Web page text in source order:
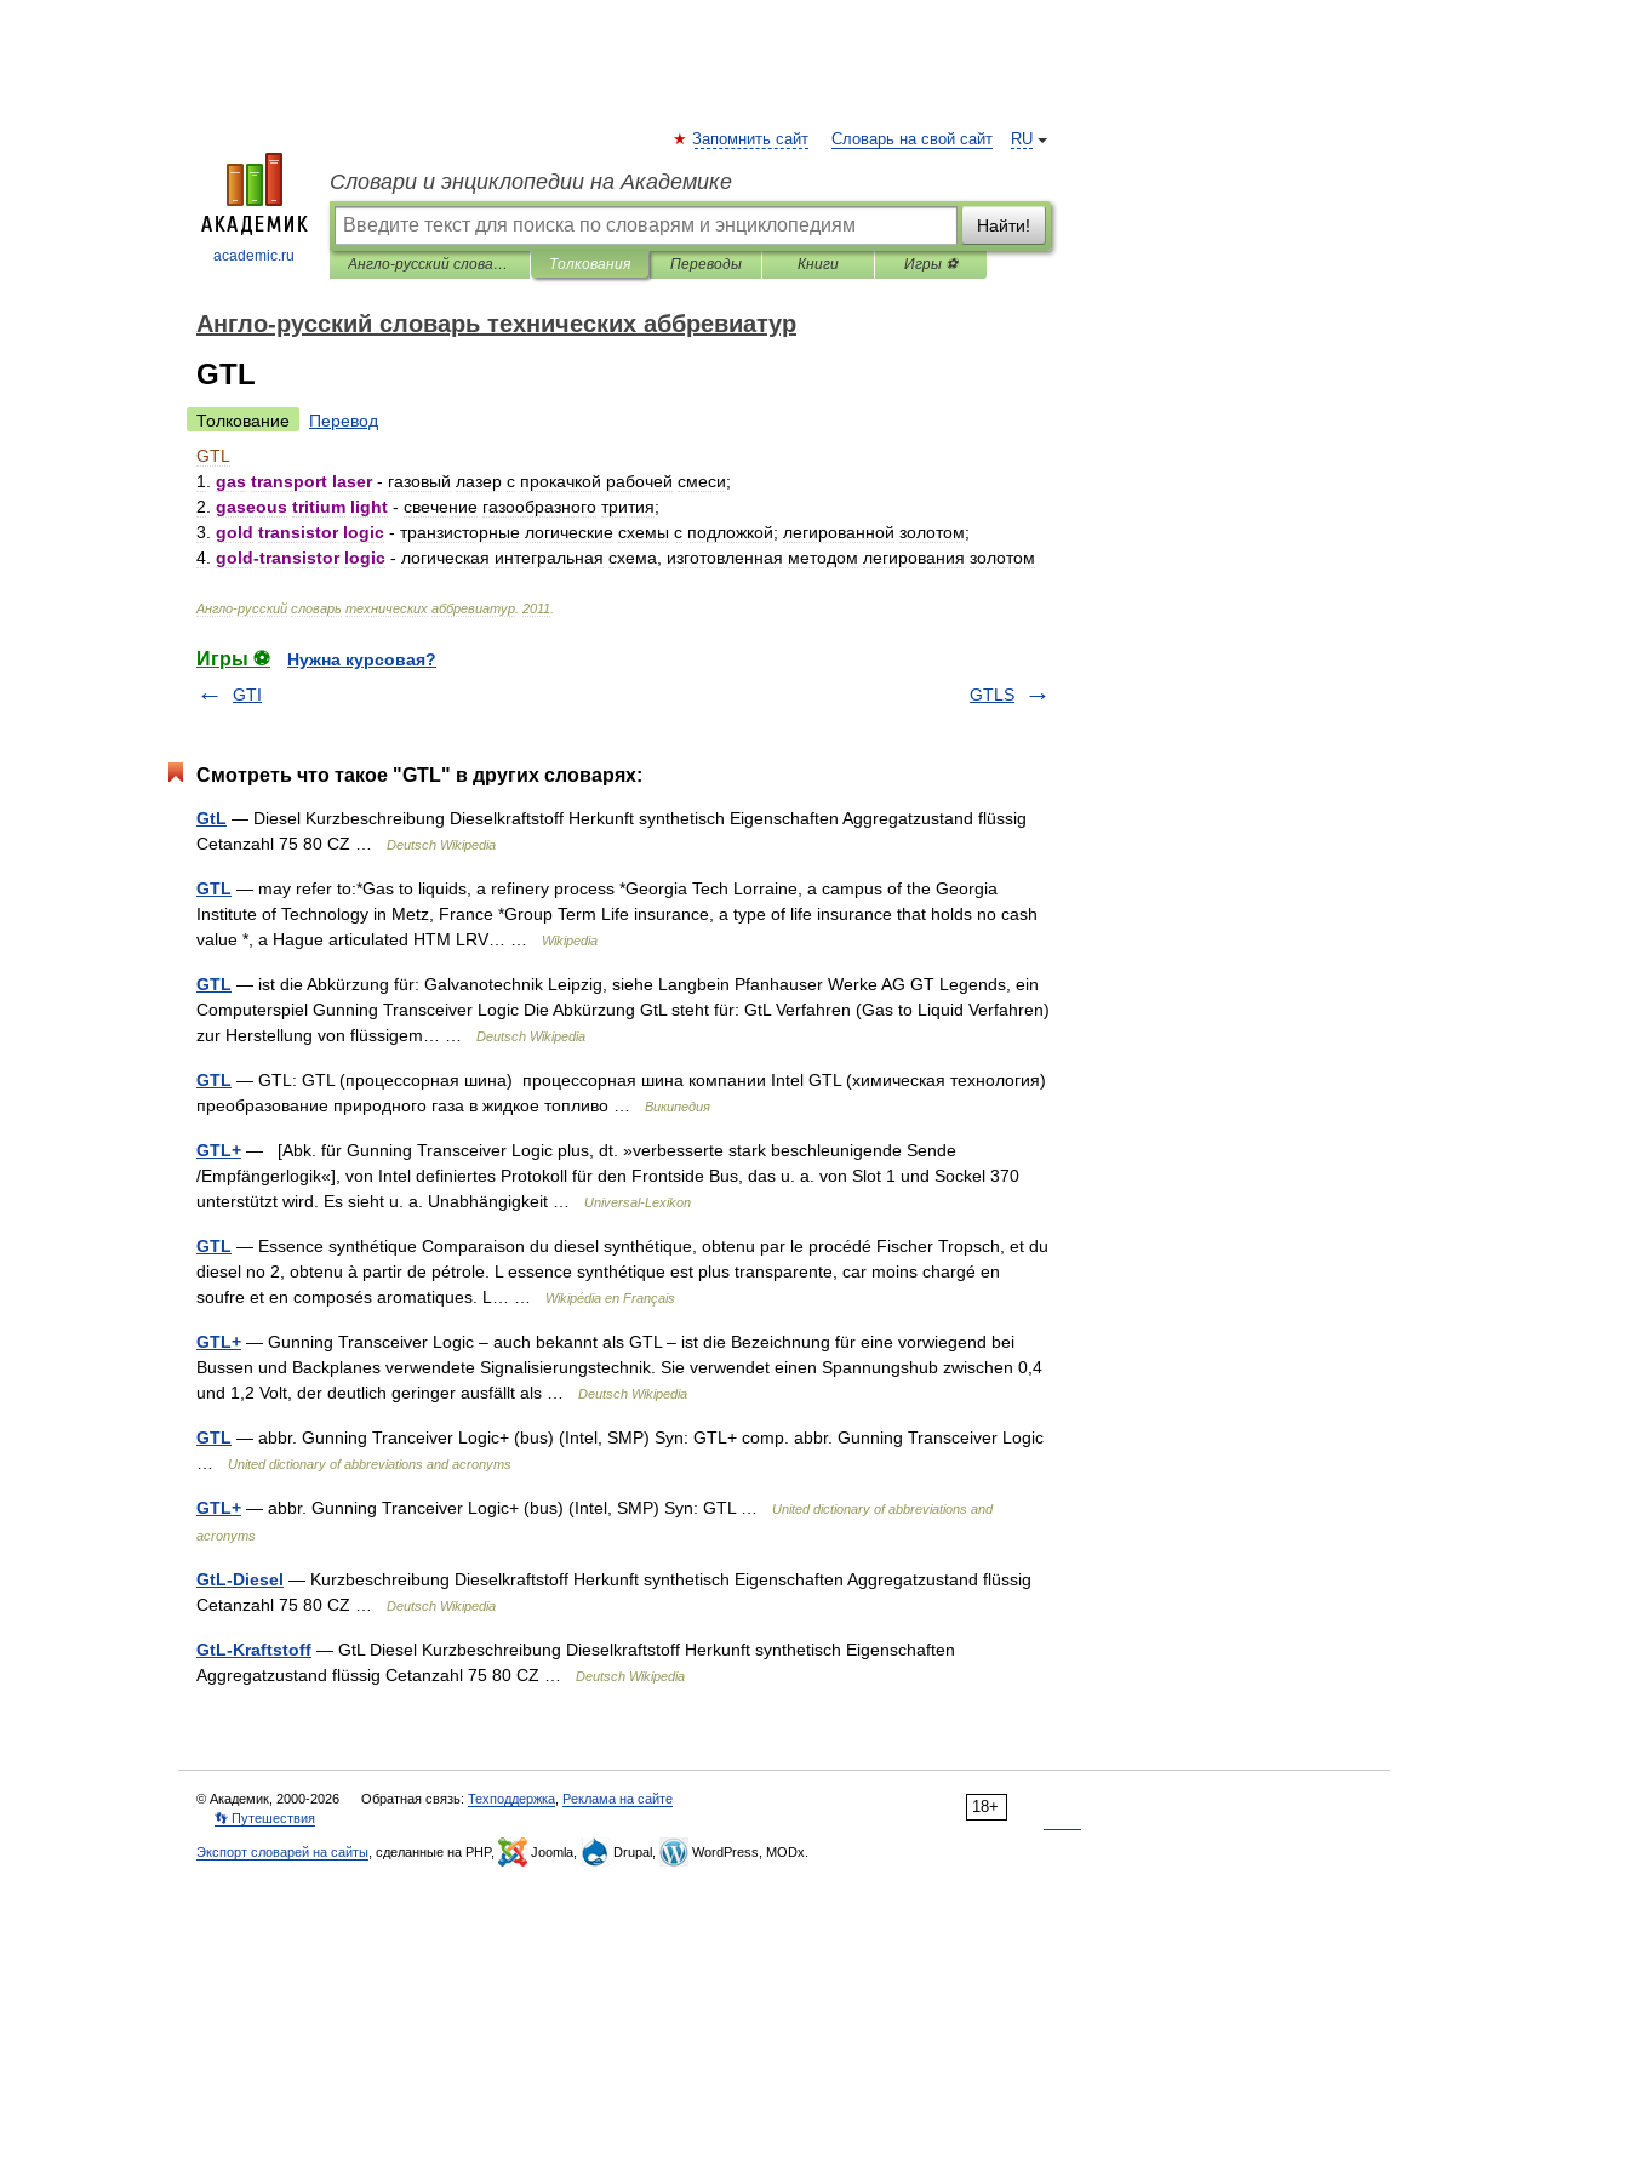
academic.ru
RU
Запомнить сайт Словарь на свой сайт
Словари и энциклопедии на Академике
Найти!
Англо-русский словарь технических аббревиатур Толкования Переводы Книги Игры ⚽
Англо-русский словарь технических аббревиатур
GTL
Толкование
Перевод
GTL
1
gas transport laser- газовый лазер с прокачкой рабочей смеси;
2 gaseous tritium light - свечение газообразного трития;
3 gold transistor logic - транзисторные логические схемы с подложкой; легированной золотом;
4 gold-transistor logic - логическая интегральная схема изготовленная методом легирования золотом
Англо-русский словарь технических аббревиатур 2011
Игры ⚽
Нужна курсовая?
GTI
GTLS
Смотреть что такое "GTL" в других словарях:
GtL — Diesel Kurzbeschreibung Dieselkraftstoff Herkunft synthetisch Eigenschaften Aggregatzustand flüssig
Cetanzahl 75 80 CZ …
Deutsch Wikipedia
GTL — may refer to:*Gas to liquids, a refinery process *Georgia Tech Lorraine, a campus of the Georgia
Institute of Technology in Metz, France *Group Term Life insurance, a type of life insurance that holds no cash
value *, a Hague articulated HTM LRV… …
Wikipedia
GTL — ist die Abkürzung für: Galvanotechnik Leipzig, siehe Langbein Pfanhauser Werke AG GT Legends, ein
Computerspiel Gunning Transceiver Logic Die Abkürzung GtL steht für: GtL Verfahren (Gas to Liquid Verfahren)
zur Herstellung von flüssigem… …
Deutsch Wikipedia
GTL — GTL: GTL (процессорная шина) процессорная шина компании Intel GTL (химическая технология)
преобразование природного газа в жидкое топливо …
Википедия
GTL+ — [Abk. für Gunning Transceiver Logic plus, dt. »verbesserte stark beschleunigende Sende
/Empfängerlogik«], von Intel definiertes Protokoll für den Frontside Bus, das u. a. von Slot 1 und Sockel 370
unterstützt wird. Es sieht u. a. Unabhängigkeit …
Universal-Lexikon
GTL — Essence synthétique Comparaison du diesel synthétique, obtenu par le procédé Fischer Tropsch, et du
diesel no 2, obtenu à partir de pétrole. L essence synthétique est plus transparente, car moins chargé en
soufre et en composés aromatiques. L… …
Wikipédia en Français
GTL+ — Gunning Transceiver Logic – auch bekannt als GTL – ist die Bezeichnung für eine vorwiegend bei
Bussen und Backplanes verwendete Signalisierungstechnik. Sie verwendet einen Spannungshub zwischen 0,4
und 1,2 Volt, der deutlich geringer ausfällt als …
Deutsch Wikipedia
GTL — abbr. Gunning Tranceiver Logic+ (bus) (Intel, SMP) Syn: GTL+ comp. abbr. Gunning Transceiver Logic
United dictionary of abbreviations and acronyms
GTL+ — abbr. Gunning Tranceiver Logic+ (bus) (Intel, SMP) Syn: GTL …
United dictionary of abbreviations and
acronyms
GtL-Diesel — Kurzbeschreibung Dieselkraftstoff Herkunft synthetisch Eigenschaften Aggregatzustand flüssig
Cetanzahl 75 80 CZ …
Deutsch Wikipedia
GtL-Kraftstoff — GtL Diesel Kurzbeschreibung Dieselkraftstoff Herkunft synthetisch Eigenschaften
Aggregatzustand flüssig Cetanzahl 75 80 CZ …
Deutsch Wikipedia
18+
© Академик, 2000-2026 Обратная связь: Техподдержка Реклама на сайте
👣 Путешествия
Экспорт словарей на сайты , сделанные на PHP, Joomla, Drupal, WordPress, MODx.